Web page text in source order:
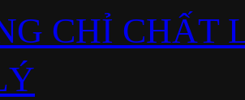
CHỈ CHẤT